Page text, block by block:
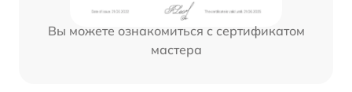
Вы можете ознакомиться с сертификатом
мастера